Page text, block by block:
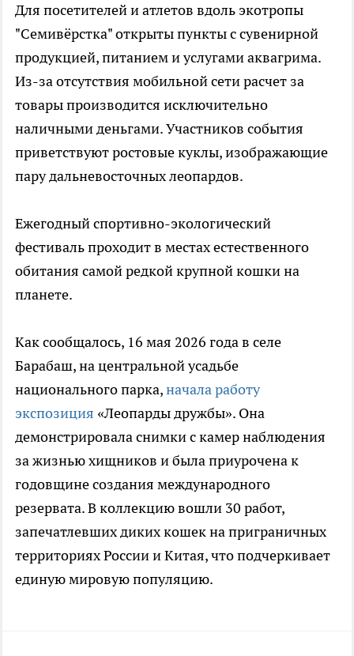
Для посетителей и атлетов вдоль экотропы
"Семивёрстка" открыты пункты с сувенирной
продукцией, питанием и услугами аквагрима.
Из-за отсутствия мобильной сети расчет за
товары производится исключительно
наличными деньгами. Участников события
приветствуют ростовые куклы, изображающие
пару дальневосточных леопардов.
Ежегодный спортивно-экологический
фестиваль проходит в местах естественного
обитания самой редкой крупной кошки на
планете.
Как сообщалось, 16 мая 2026 года в селе
Барабаш, на центральной усадьбе
национального парка,начала работу
экспозиция «Леопарды дружбы». Она
демонстрировала снимки с камер наблюдения
за жизнью хищников и была приурочена к
годовщине создания международного
резервата. В коллекцию вошли 30 работ,
запечатлевших диких кошек на приграничных
территориях России и Китая, что подчеркивает
единую мировую популяцию.